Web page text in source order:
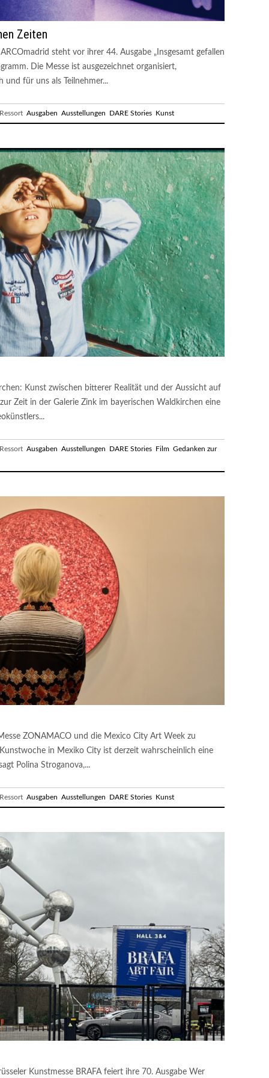
Zeiten
steht vor ihrer 44. Ausgabe „Insgesamt gefallen
Die Messe ist ausgezeichnet organisiert,
für uns als Teilnehmer...
Ausgaben Ausstellungen DARE Stories Kunst
Kunst zwischen bitterer Realität und der Aussicht auf
Zeit in der Galerie Zink im bayerischen Waldkirchen eine
Ausgaben Ausstellungen DARE Stories Film Gedanken zur
ZONAMACO und die Mexico City Art Week zu
in Mexiko City ist derzeit wahrscheinlich eine
Polina Stroganova,...
Ausgaben Ausstellungen DARE Stories Kunst
Kunstmesse BRAFA feiert ihre 70. Ausgabe Wer